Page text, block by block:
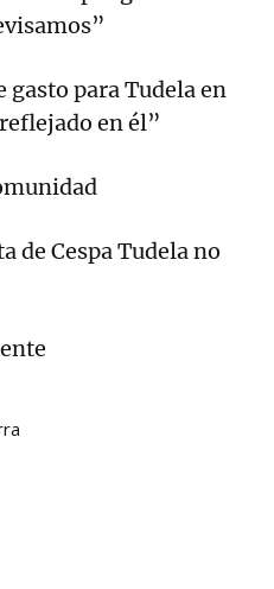
gasto para Tudela en
en él”
de Cespa Tudela no